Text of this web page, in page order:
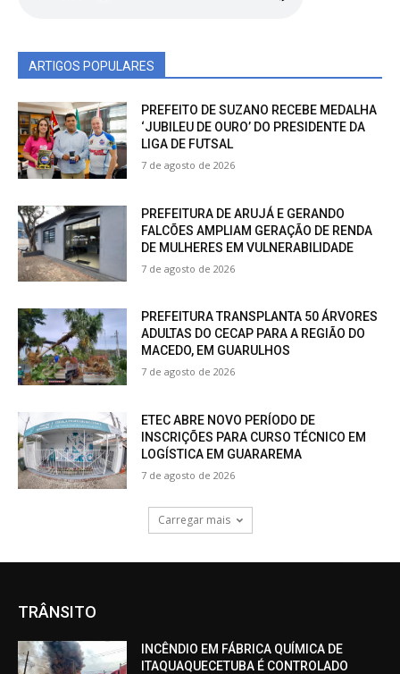
ARTIGOS POPULARES
PREFEITO DE SUZANO RECEBE MEDALHA
‘JUBILEU DE OURO’ DO PRESIDENTE DA
LIGA DE FUTSAL
7 de agosto de 2026
PREFEITURA DE ARUJÁ E GERANDO
FALCÕES AMPLIAM GERAÇÃO DE RENDA
DE MULHERES EM VULNERABILIDADE
7 de agosto de 2026
PREFEITURA TRANSPLANTA 50 ÁRVORES
ADULTAS DO CECAP PARA A REGIÃO DO
MACEDO, EM GUARULHOS
7 de agosto de 2026
ETEC ABRE NOVO PERÍODO DE
INSCRIÇÕES PARA CURSO TÉCNICO EM
LOGÍSTICA EM GUARAREMA
7 de agosto de 2026
Carregar mais
TRÂNSITO
INCÊNDIO EM FÁBRICA QUÍMICA DE
ITAQUAQUECETUBA É CONTROLADO